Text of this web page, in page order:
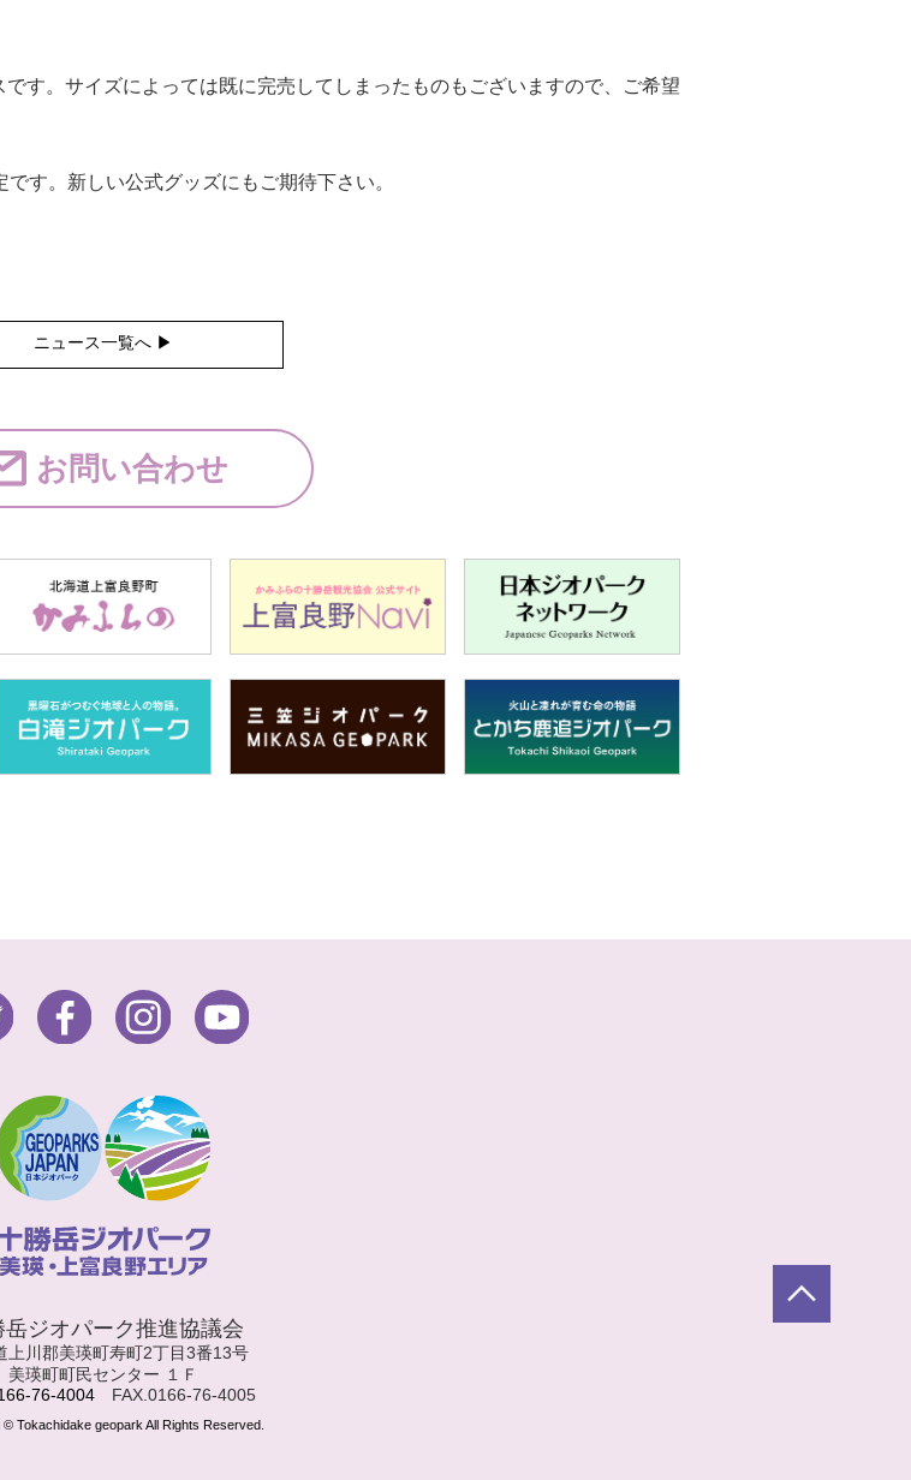
す。サイズによっては既に完売してしまったものもございますので、ご希望
す。新しい公式グッズにもご期待下さい。
ニュース一覧へ ▶︎
お問い合わせ
岳ジオパーク推進協議会
上川郡美瑛町寿町2丁目3番13号
美瑛町町民センター １Ｆ
76-4004 FAX.0166-76-4005
Tokachidake geopark All Rights Reserved.